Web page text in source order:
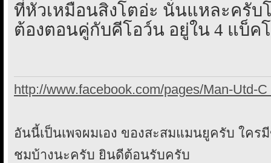
ที่หัวเหมือนสิงโตอ่ะ นั่นแหละครับ
ต้องตอนคู่กับคีโอว์น อยู่ใน 4 แบ็ค
http://www.facebook.com/pages/Man-Utd-
อันนี้เป็นเพจผมเอง ของสะสมแมนยูครับ ใคร
ชมบ้างนะครับ ยินดีต้อนรับครับ